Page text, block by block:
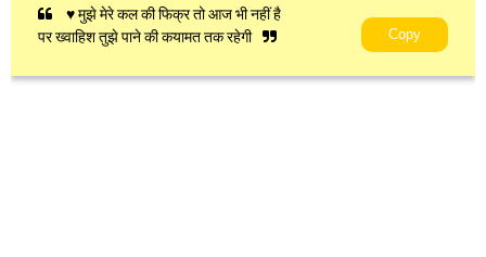
♥ मुझे मेरे कल की फिक्र तो आज भी नहीं है
पर ख्वाहिश तुझे पाने की कयामत तक रहेगी
Copy